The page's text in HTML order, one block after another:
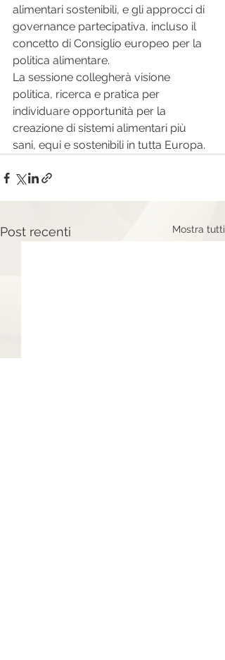
alimentari sostenibili, e gli approcci di
governance partecipativa, incluso il
concetto di Consiglio europeo per la
politica alimentare.
La sessione collegherà visione
politica, ricerca e pratica per
individuare opportunità per la
creazione di sistemi alimentari più
sani, equi e sostenibili in tutta Europa.
Post recenti Mostra tutti